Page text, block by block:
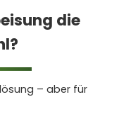
die
– aber für